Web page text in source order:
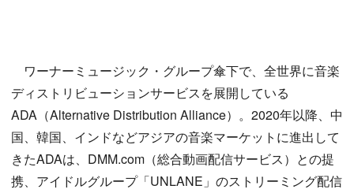
ワーナーミュージック・グループ傘下で、全世界に音楽
ディストリビューションサービスを展開している
ADA（Alternative Distribution Alliance）。2020年以降、中
国、韓国、インドなどアジアの音楽マーケットに進出して
きたADAは、DMM.com（総合動画配信サービス）との提
携、アイドルグループ「UNLANE」のストリーミング配信